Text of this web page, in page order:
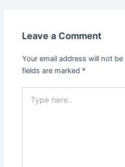
Leave a Comment
Your email address will not
fields are marked *
here..